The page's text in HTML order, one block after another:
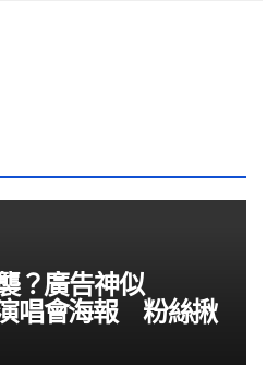
？廣告神似
唱會海報 粉絲揪